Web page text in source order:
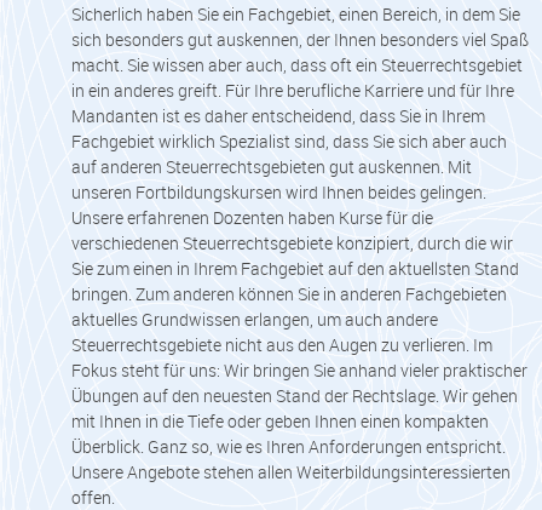
Sicherlich haben Sie ein Fachgebiet, einen Bereich, in dem Sie
sich besonders gut auskennen, der Ihnen besonders viel Spaß
macht. Sie wissen aber auch, dass oft ein Steuerrechtsgebiet
in ein anderes greift. Für Ihre berufliche Karriere und für Ihre
Mandanten ist es daher entscheidend, dass Sie in Ihrem
Fachgebiet wirklich Spezialist sind, dass Sie sich aber auch
auf anderen Steuerrechtsgebieten gut auskennen. Mit
unseren Fortbildungskursen wird Ihnen beides gelingen.
Unsere erfahrenen Dozenten haben Kurse für die
verschiedenen Steuerrechtsgebiete konzipiert, durch die wir
Sie zum einen in Ihrem Fachgebiet auf den aktuellsten Stand
bringen. Zum anderen können Sie in anderen Fachgebieten
aktuelles Grundwissen erlangen, um auch andere
Steuerrechtsgebiete nicht aus den Augen zu verlieren. Im
Fokus steht für uns: Wir bringen Sie anhand vieler praktischer
Übungen auf den neuesten Stand der Rechtslage. Wir gehen
mit Ihnen in die Tiefe oder geben Ihnen einen kompakten
Überblick. Ganz so, wie es Ihren Anforderungen entspricht.
Unsere Angebote stehen allen Weiterbildungsinteressierten
offen.